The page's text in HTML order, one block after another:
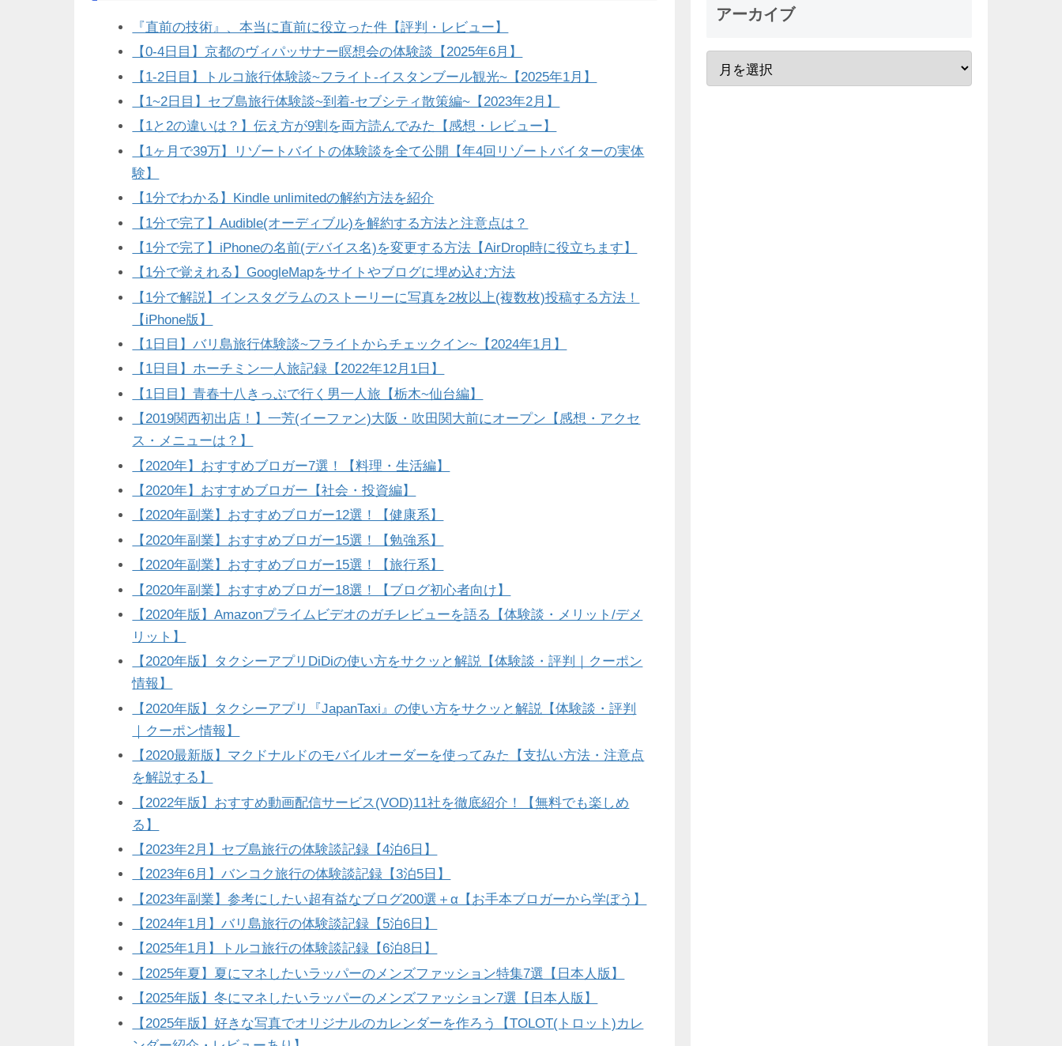
『直前の技術』、本当に直前に役立った件【評判・レビュー】
【0-4日目】京都のヴィパッサナー瞑想会の体験談【2025年6月】
【1-2日目】トルコ旅行体験談~フライト-イスタンブール観光~【2025年1月】
【1~2日目】セブ島旅行体験談~到着-セブシティ散策編~【2023年2月】
【1と2の違いは？】伝え方が9割を両方読んでみた【感想・レビュー】
【1ヶ月で39万】リゾートバイトの体験談を全て公開【年4回リゾートバイターの実体
験】
【1分でわかる】Kindle unlimitedの解約方法を紹介
【1分で完了】Audible(オーディブル)を解約する方法と注意点は？
【1分で完了】iPhoneの名前(デバイス名)を変更する方法【AirDrop時に役立ちます】
【1分で覚えれる】GoogleMapをサイトやブログに埋め込む方法
【1分で解説】インスタグラムのストーリーに写真を2枚以上(複数枚)投稿する方法！
【iPhone版】
【1日目】バリ島旅行体験談~フライトからチェックイン~【2024年1月】
【1日目】ホーチミン一人旅記録【2022年12月1日】
【1日目】青春十八きっぷで行く男一人旅【栃木~仙台編】
【2019関西初出店！】一芳(イーファン)大阪・吹田関大前にオープン【感想・アクセ
ス・メニューは？】
【2020年】おすすめブロガー7選！【料理・生活編】
【2020年】おすすめブロガー【社会・投資編】
【2020年副業】おすすめブロガー12選！【健康系】
【2020年副業】おすすめブロガー15選！【勉強系】
【2020年副業】おすすめブロガー15選！【旅行系】
【2020年副業】おすすめブロガー18選！【ブログ初心者向け】
【2020年版】Amazonプライムビデオのガチレビューを語る【体験談・メリット/デメ
リット】
【2020年版】タクシーアプリDiDiの使い方をサクッと解説【体験談・評判｜クーポン
情報】
【2020年版】タクシーアプリ『JapanTaxi』の使い方をサクッと解説【体験談・評判
｜クーポン情報】
【2020最新版】マクドナルドのモバイルオーダーを使ってみた【支払い方法・注意点
を解説する】
【2022年版】おすすめ動画配信サービス(VOD)11社を徹底紹介！【無料でも楽しめ
る】
【2023年2月】セブ島旅行の体験談記録【4泊6日】
【2023年6月】バンコク旅行の体験談記録【3泊5日】
【2023年副業】参考にしたい超有益なブログ200選＋α【お手本ブロガーから学ぼう】
【2024年1月】バリ島旅行の体験談記録【5泊6日】
【2025年1月】トルコ旅行の体験談記録【6泊8日】
【2025年夏】夏にマネしたいラッパーのメンズファッション特集7選【日本人版】
【2025年版】冬にマネしたいラッパーのメンズファッション7選【日本人版】
【2025年版】好きな写真でオリジナルのカレンダーを作ろう【TOLOT(トロット)カレ
アーカイブ